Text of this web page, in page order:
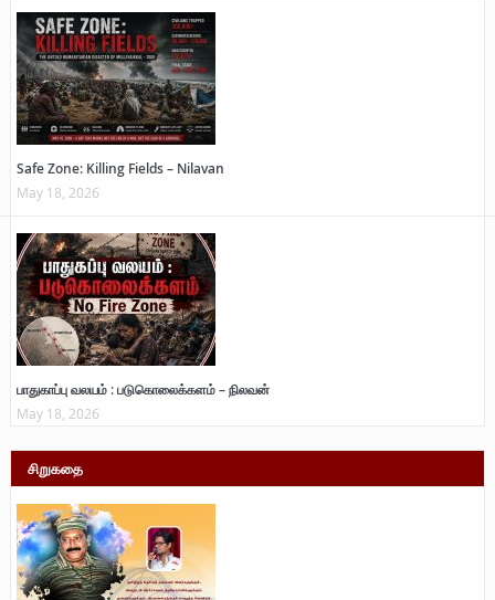
Safe Zone: Killing Fields – Nilavan
May 18, 2026
பாதுகாப்பு வலயம் : படுகொலைக்களம் – நிலவன்
May 18, 2026
சிறுகதை